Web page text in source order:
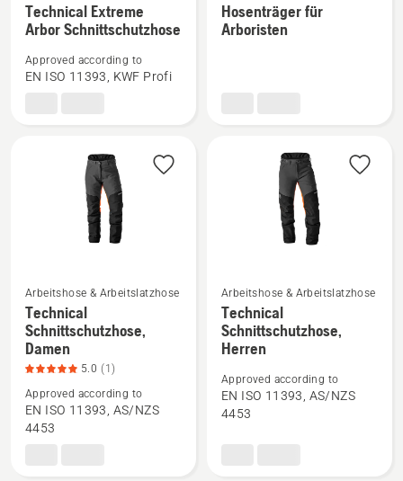
Details
zu
Technical
Extreme
Technical Extreme
Arbor Schnittschutzhose
Approved according to
EN ISO 11393, KWF Profi
Details
zu
Hosenträger für
Arboristen
Mehr
Details
zu
Schnittschutzhose,
Damen
Arbeitshose & Arbeitslatzhose
Technical
Schnittschutzhose,
Damen
5.0 (1)
Approved according to
EN ISO 11393, AS/NZS
4453
Mehr
Details
zu
Technical
Schnittschutzhose,
Herren
Arbeitshose & Arbeitslatzhose
Technical
Schnittschutzhose,
Herren
Approved according to
EN ISO 11393, AS/NZS
4453